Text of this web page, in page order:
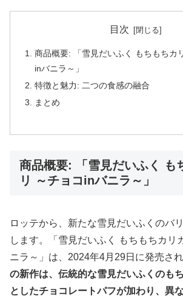
目次
商品概要: 「雪見だいふく もちもちカ
inバニラ～」
特徴と魅力: 二つの食感の融合
まとめ
商品概要: 「雪見だいふく も
リ ～チョコinバニラ～」
ロッテから、新たな雪見だいふくのバ
します。「雪見だいふく もちもちカリ
ニラ～」は、2024年4月29日に発売さ
の新作は、伝統的な雪見だいふくのも
としたチョコレートパフが加わり、異